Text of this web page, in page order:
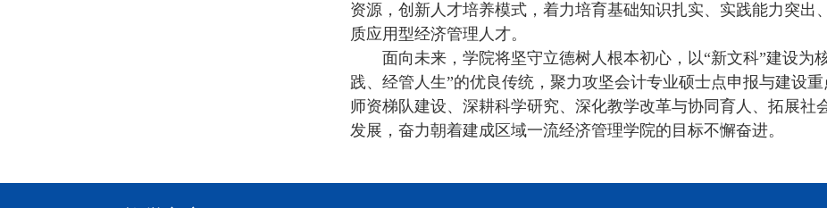
资源，创新人才培养模式，着力培育基础知识扎实、实践能力突出
质应用型经济管理人才。
面向未来，学院将坚守立德树人根本初心，以“新文科”建设为
践、经管人生”的优良传统，聚力攻坚会计专业硕士点申报与建设
师资梯队建设、深耕科学研究、深化教学改革与协同育人、拓展社
发展，奋力朝着建成区域一流经济管理学院的目标不懈奋进。